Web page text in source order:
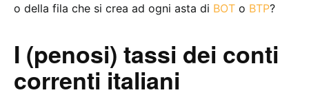
o della fila che si crea ad ogni asta di BOT o BTP?
I (penosi) tassi dei conti
correnti italiani